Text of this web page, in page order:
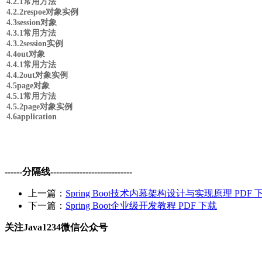
4.2.2respoe对象实例
4.3session对象
4.3.1常用方法
4.3.2session实例
4.4out对象
4.4.1常用方法
4.4.2out对象实例
4.5page对象
4.5.1常用方法
4.5.2page对象实例
4.6application
------分隔线----------------------------
上一篇： Spring Boot技术内幕架构设计与实现原理 PDF
下一篇： Spring Boot企业级开发教程 PDF 下载
关注Java1234微信公众号